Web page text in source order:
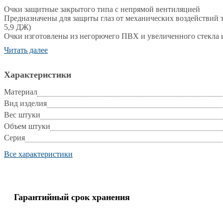
Очки защитные закрытого типа с непрямой вентиляцией
Предназначены для защиты глаз от механических
5,9 ДЖ)
Очки изготовлены из негорючего ПВХ и увеличенного стекла
Непрямая ветиляция обеспечивается четырьмя
Вес не более 60 грамм
Предназначены для защиты от прямого попадания пыли в
жидкостей. Линзы из ударопрочного поликарбоната
Регулируются по размеру головы. Рекомендуется применять
устройствах для механической обработки твёрдых
Читать далее
Характеристики
Материал
Вид изделия
Вес штуки
Объем штуки
Серия
Все характеристики
Гарантийный срок хранения